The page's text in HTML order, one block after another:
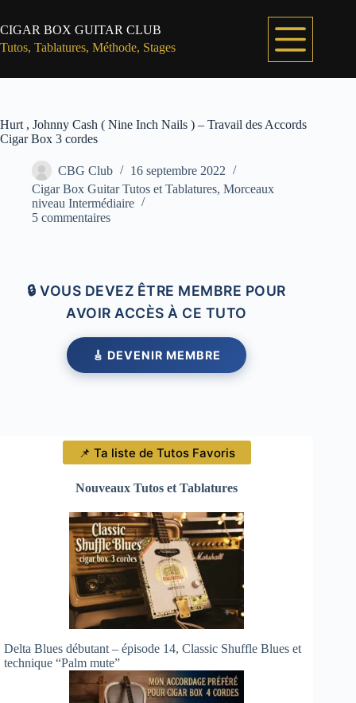
contenu
CIGAR BOX GUITAR CLUB
Tutos, Tablatures, Méthode, Stages
Hurt , Johnny Cash ( Nine Inch Nails ) – Travail des Accords
Cigar Box 3 cordes
CBG Club
16 septembre 2022
Cigar Box Guitar Tutos et Tablatures, Morceaux
niveau Intermédiaire
5 commentaires
🔒 VOUS DEVEZ ÊTRE MEMBRE POUR
AVOIR ACCÈS À CE TUTO
🎸 DEVENIR MEMBRE
📌 Ta liste de Tutos Favoris
Nouveaux Tutos et Tablatures
Delta Blues débutant – épisode 14, Classic Shuffle Blues et
technique “Palm mute”